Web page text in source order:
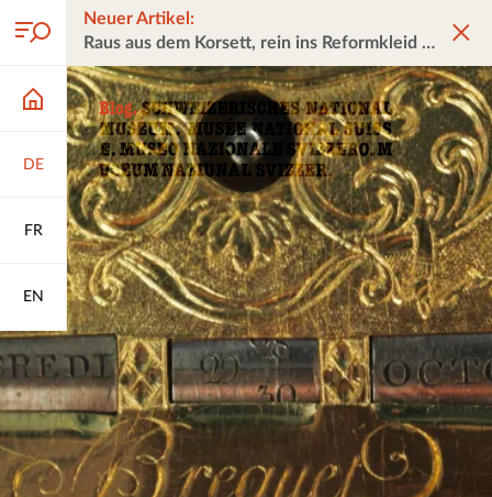
DE
FR
EN
Neuer Artikel:
Raus aus dem Korsett, rein ins Reformkleid